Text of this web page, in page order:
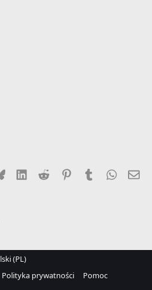
Bluesky LinkedInReddit PinterestTumblr
(PL)
Polityka prywatności
Pomoc